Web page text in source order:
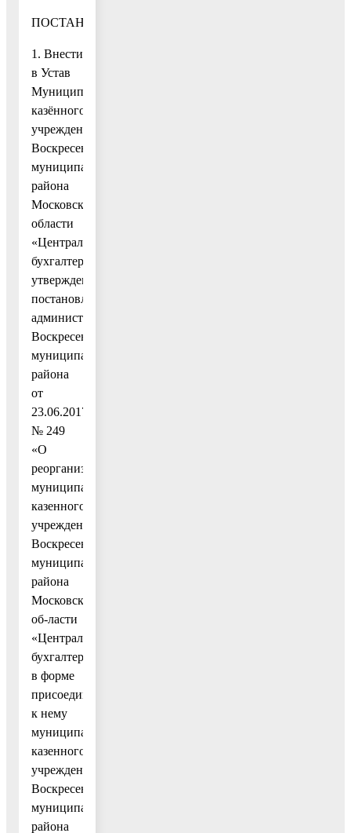
ПОСТАНОВЛЯЮ:
1. Внести
в Устав
Муниципального
казённого
учреждения
Воскресенского
муниципального
района
Московской
области
«Централизованная
бухгалтерия»,
утвержденный
постановлением
администрации
Воскресенского
муниципального
района
от
23.06.2017
№ 249
«О
реорганизации
муниципального
казенного
учреждения
Воскресенского
муниципального
района
Московской
об-ласти
«Централизованная
бухгалтерия»
в форме
присоединения
к нему
муниципального
казенного
учреждения
Воскресенского
муниципального
района